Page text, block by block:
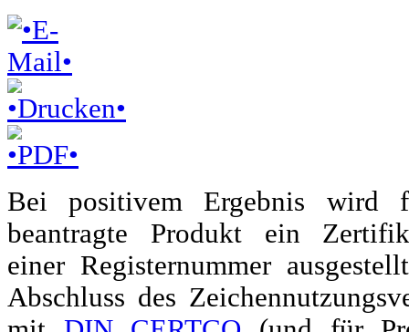
Bei positivem Ergebnis wird
beantragte Produkt ein
einer Registernummer
Abschluss des